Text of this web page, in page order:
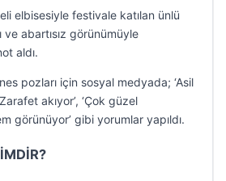
elbisesiyle festivale katılan ünlü
ve abartısız görünümüyle
aldı.
pozları için sosyal medyada; ‘Asil
akıyor’, ‘Çok güzel
görünüyor’ gibi yorumlar yapıldı.